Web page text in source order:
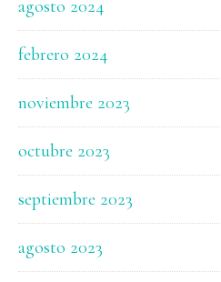
agosto 2024
febrero 2024
noviembre 2023
octubre 2023
septiembre 2023
agosto 2023